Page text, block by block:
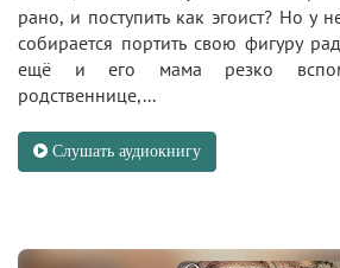
рано, и поступить как эгоист? Но у
собирается портить свою фигуру
ещё и его мама резко
родственнице,...
Слушать аудиокнигу